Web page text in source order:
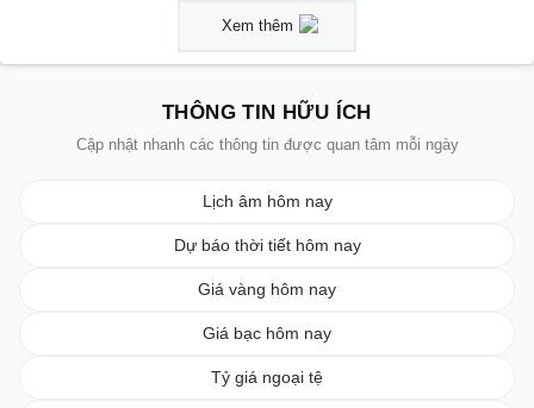
Xem thêm
THÔNG TIN HỮU ÍCH
Cập nhật nhanh các thông tin được quan tâm mỗi ngày
Lịch âm hôm nay
Dự báo thời tiết hôm nay
Giá vàng hôm nay
Giá bạc hôm nay
Tỷ giá ngoại tệ